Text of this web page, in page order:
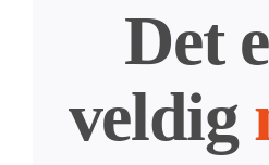
Det
veldig